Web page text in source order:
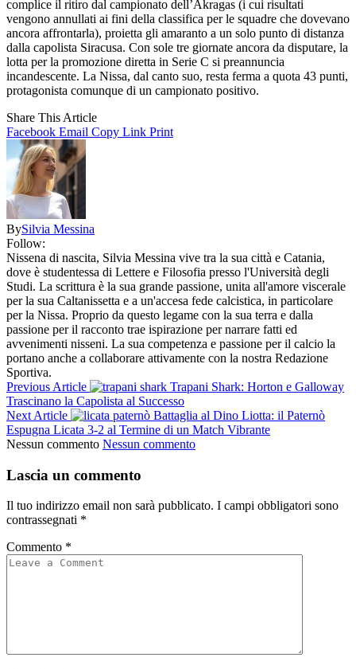
complice il ritiro dal campionato dell’Akragas (i cui risultati
vengono annullati ai fini della classifica per le squadre che dovevano
ancora affrontarla), proietta gli amaranto a un solo punto di distanza
dalla capolista Siracusa. Con sole tre giornate ancora da disputare, la
lotta per la promozione diretta in Serie C si preannuncia
incandescente. La Nissa, dal canto suo, resta ferma a quota 43 punti,
protagonista comunque di un campionato positivo.
Share This Article
Facebook Email Copy Link Print
BySilvia Messina
Follow:
Nissena di nascita, Silvia Messina vive tra la sua città e Catania,
dove è studentessa di Lettere e Filosofia presso l'Università degli
Studi. La scrittura è la sua grande passione, unita all'amore viscerale
per la sua Caltanissetta e a un'accesa fede calcistica, in particolare
per la Nissa. Proprio da questo legame con la sua terra e dalla
passione per il racconto trae ispirazione per narrare fatti ed
avvenimenti nisseni. La sua competenza e passione per il calcio la
portano anche a collaborare attivamente con la nostra Redazione
Sportiva.
Previous Article
Trapani Shark: Horton e Galloway
Trascinano la Capolista al Successo
Next Article
Battaglia al Dino Liotta: il Paternò
Espugna Licata 3-2 al Termine di un Match Vibrante
Nessun commento Nessun commento
Lascia un commento
Il tuo indirizzo email non sarà pubblicato. I campi obbligatori sono
contrassegnati *
Commento *